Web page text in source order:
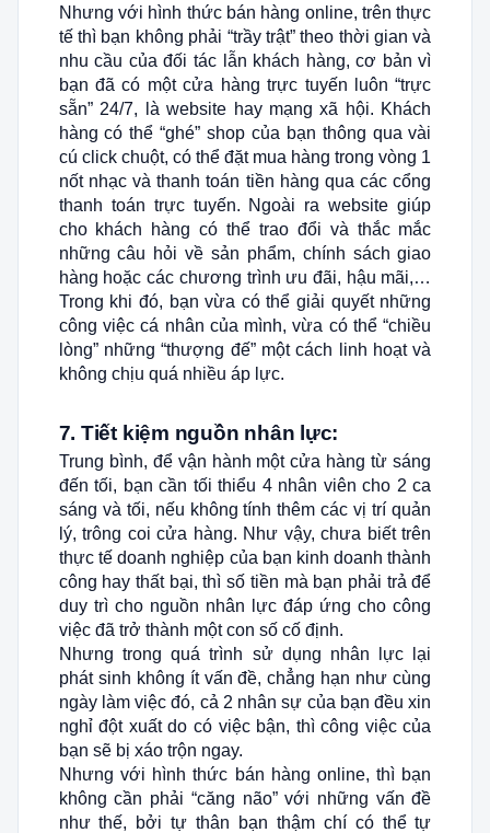
Nhưng với hình thức bán hàng online, trên thực
tế thì bạn không phải “trầy trật” theo thời gian và
nhu cầu của đối tác lẫn khách hàng, cơ bản vì
bạn đã có một cửa hàng trực tuyến luôn “trực
sẵn” 24/7, là website hay mạng xã hội. Khách
hàng có thể “ghé” shop của bạn thông qua vài
cú click chuột, có thể đặt mua hàng trong vòng 1
nốt nhạc và thanh toán tiền hàng qua các cổng
thanh toán trực tuyến. Ngoài ra website giúp
cho khách hàng có thể trao đổi và thắc mắc
những câu hỏi về sản phẩm, chính sách giao
hàng hoặc các chương trình ưu đãi, hậu mãi,…
Trong khi đó, bạn vừa có thể giải quyết những
công việc cá nhân của mình, vừa có thể “chiều
lòng” những “thượng đế” một cách linh hoạt và
không chịu quá nhiều áp lực.
7. Tiết kiệm nguồn nhân lực:
Trung bình, để vận hành một cửa hàng từ sáng
đến tối, bạn cần tối thiểu 4 nhân viên cho 2 ca
sáng và tối, nếu không tính thêm các vị trí quản
lý, trông coi cửa hàng. Như vậy, chưa biết trên
thực tế doanh nghiệp của bạn kinh doanh thành
công hay thất bại, thì số tiền mà bạn phải trả để
duy trì cho nguồn nhân lực đáp ứng cho công
việc đã trở thành một con số cố định.
Nhưng trong quá trình sử dụng nhân lực lại
phát sinh không ít vấn đề, chẳng hạn như cùng
ngày làm việc đó, cả 2 nhân sự của bạn đều xin
nghỉ đột xuất do có việc bận, thì công việc của
bạn sẽ bị xáo trộn ngay.
Nhưng với hình thức bán hàng online, thì bạn
không cần phải “căng não” với những vấn đề
như thế, bởi tự thân bạn thậm chí có thể tự